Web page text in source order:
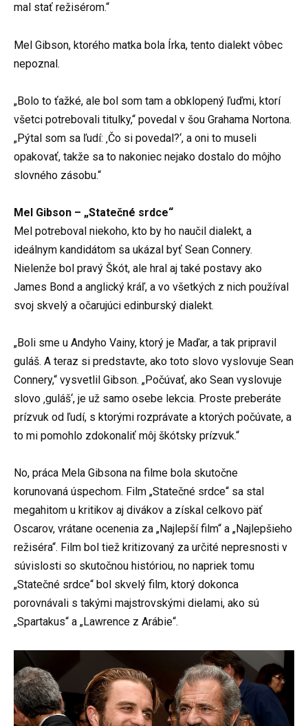
mal stať režisérom.“
Mel Gibson, ktorého matka bola Írka, tento dialekt vôbec
nepoznal.
„Bolo to ťažké, ale bol som tam a obklopený ľuďmi, ktorí
všetci potrebovali titulky,“ povedal v šou Grahama Nortona.
„Pýtal som sa ľudí: ‚Čo si povedal?‘, a oni to museli
opakovať, takže sa to nakoniec nejako dostalo do môjho
slovného zásobu.“
Mel Gibson – „Statečné srdce“
Mel potreboval niekoho, kto by ho naučil dialekt, a
ideálnym kandidátom sa ukázal byť Sean Connery.
Nielenže bol pravý Škót, ale hral aj také postavy ako
James Bond a anglický kráľ, a vo všetkých z nich používal
svoj skvelý a očarujúci edinburský dialekt.
„Boli sme u Andyho Vainy, ktorý je Maďar, a tak pripravil
guláš. A teraz si predstavte, ako toto slovo vyslovuje Sean
Connery,“ vysvetlil Gibson. „Počúvať, ako Sean vyslovuje
slovo ‚guláš‘, je už samo osebe lekcia. Proste preberáte
prízvuk od ľudí, s ktorými rozprávate a ktorých počúvate, a
to mi pomohlo zdokonaliť môj škótsky prízvuk.“
No, práca Mela Gibsona na filme bola skutočne
korunovaná úspechom. Film „Statečné srdce“ sa stal
megahitom u kritikov aj divákov a získal celkovo päť
Oscarov, vrátane ocenenia za „Najlepší film“ a „Najlepšieho
režiséra“. Film bol tiež kritizovaný za určité nepresnosti v
súvislosti so skutočnou históriou, no napriek tomu
„Statečné srdce“ bol skvelý film, ktorý dokonca
porovnávali s takými majstrovskými dielami, ako sú
„Spartakus“ a „Lawrence z Arábie“.